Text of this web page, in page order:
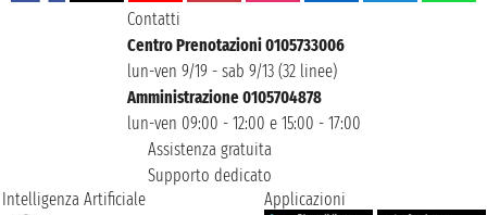
Contatti
Centro Prenotazioni 0105733006
lun-ven 9/19 - sab 9/13 (32 linee)
Amministrazione 0105704878
lun-ven 09:00 - 12:00 e 15:00 - 17:00
Assistenza gratuita
Supporto dedicato
Intelligenza Artificiale
Applicazioni